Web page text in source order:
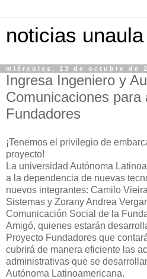
noticias unaula
miércoles, 13 de octubre de
Ingresa Ingeniero y
Comunicaciones
Fundadores
¡Tenemos el privilegio de
proyecto!
La universidad Autónoma
a la dependencia de nuevas
nuevos integrantes: Camilo
Sistemas y Zorany Andrea
Comunicación Social de la
Amigó, quienes estarán
Proyecto Fundadores que
cubrirá de manera eficiente las
administrativas que se
Autónoma Latinoamericana.